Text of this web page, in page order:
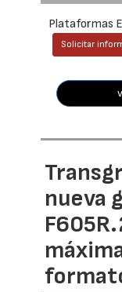
Plataformas
Solicitar
nueva